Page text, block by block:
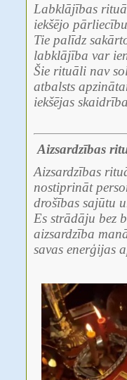
Labklājības
iekšējo
Tie palīdz
labklājība var
Šie rituāli nav
atbalsts
iekšējas
Aizsardzības
Aizsardzības
nostiprināt
drošības sajūtu
Es strādāju bez
aizsardzība
savas enerģijas